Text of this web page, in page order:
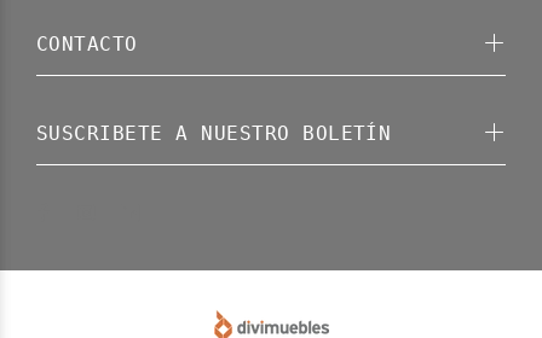
SUSCRIBETE A NUESTRO BOLETÍN
CONTACTO